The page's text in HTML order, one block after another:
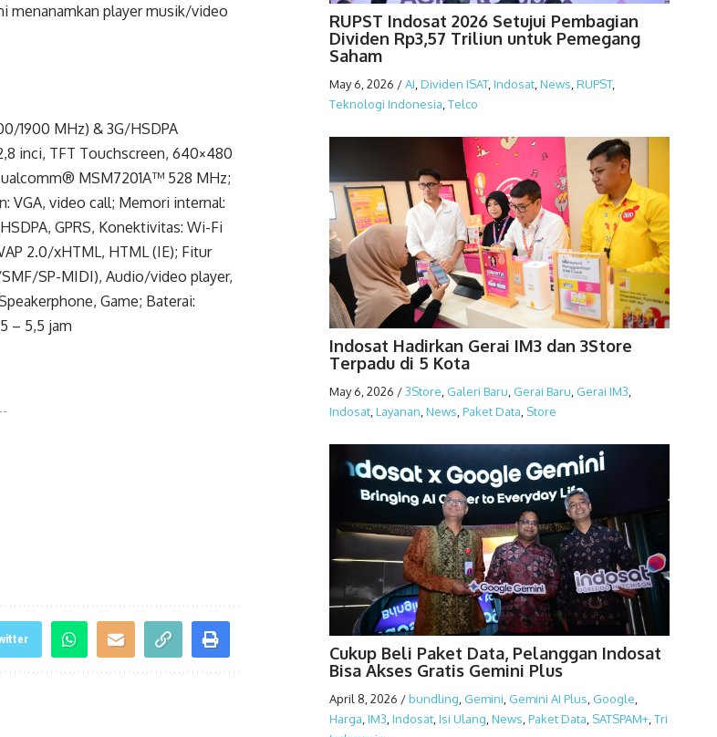
menanamkan player musik/video
1900 MHz) & 3G/HSDPA
inci, TFT Touchscreen, 640×480
MSM7201A™ 528 MHz;
VGA, video call; Memori internal:
GPRS, Konektivitas: Wi-Fi
2.0/xHTML, HTML (IE); Fitur
SP-MIDI), Audio/video player,
Game; Baterai:
– 5,5 jam
RUPST Indosat 2026 Setujui Pembagian
Dividen Rp3,57 Triliun untuk Pemegang
Saham
May 6, 2026 /AI Dividen ISAT, Indosat, News RUPST,
Teknologi Indonesia Telco
Indosat Hadirkan Gerai IM3 dan 3Store
Terpadu di 5 Kota
May 6, 2026 /3Store Galeri Baru Gerai Baru Gerai IM3
Indosat, Layanan News Paket Data Store
Cukup Beli Paket Data, Pelanggan Indosat
Bisa Akses Gratis Gemini Plus
April 8, 2026 /bundling Gemini Gemini AI Plus Google
Harga IM3 Indosat, Isi Ulang News Paket Data SATSPAM+, Tri